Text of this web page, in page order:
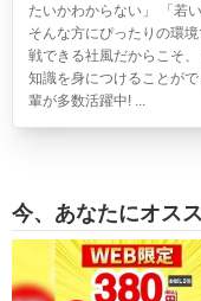
たいかわからない」 「若
そんな方にぴったりの環
戦できる社風だからこそ
知識を身につけることが
輩が多数活躍中! ...
今、あなたにオス